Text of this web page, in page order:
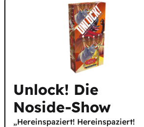
Unlock! Die
Noside-Show
„Hereinspaziert! Hereinspaziert!